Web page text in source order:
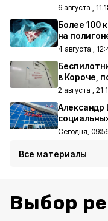
6 августа ,
Более 100
на
4 августа ,
в Короче,
2 августа ,
Александр
Сегодня,
Все материалы
Выбор